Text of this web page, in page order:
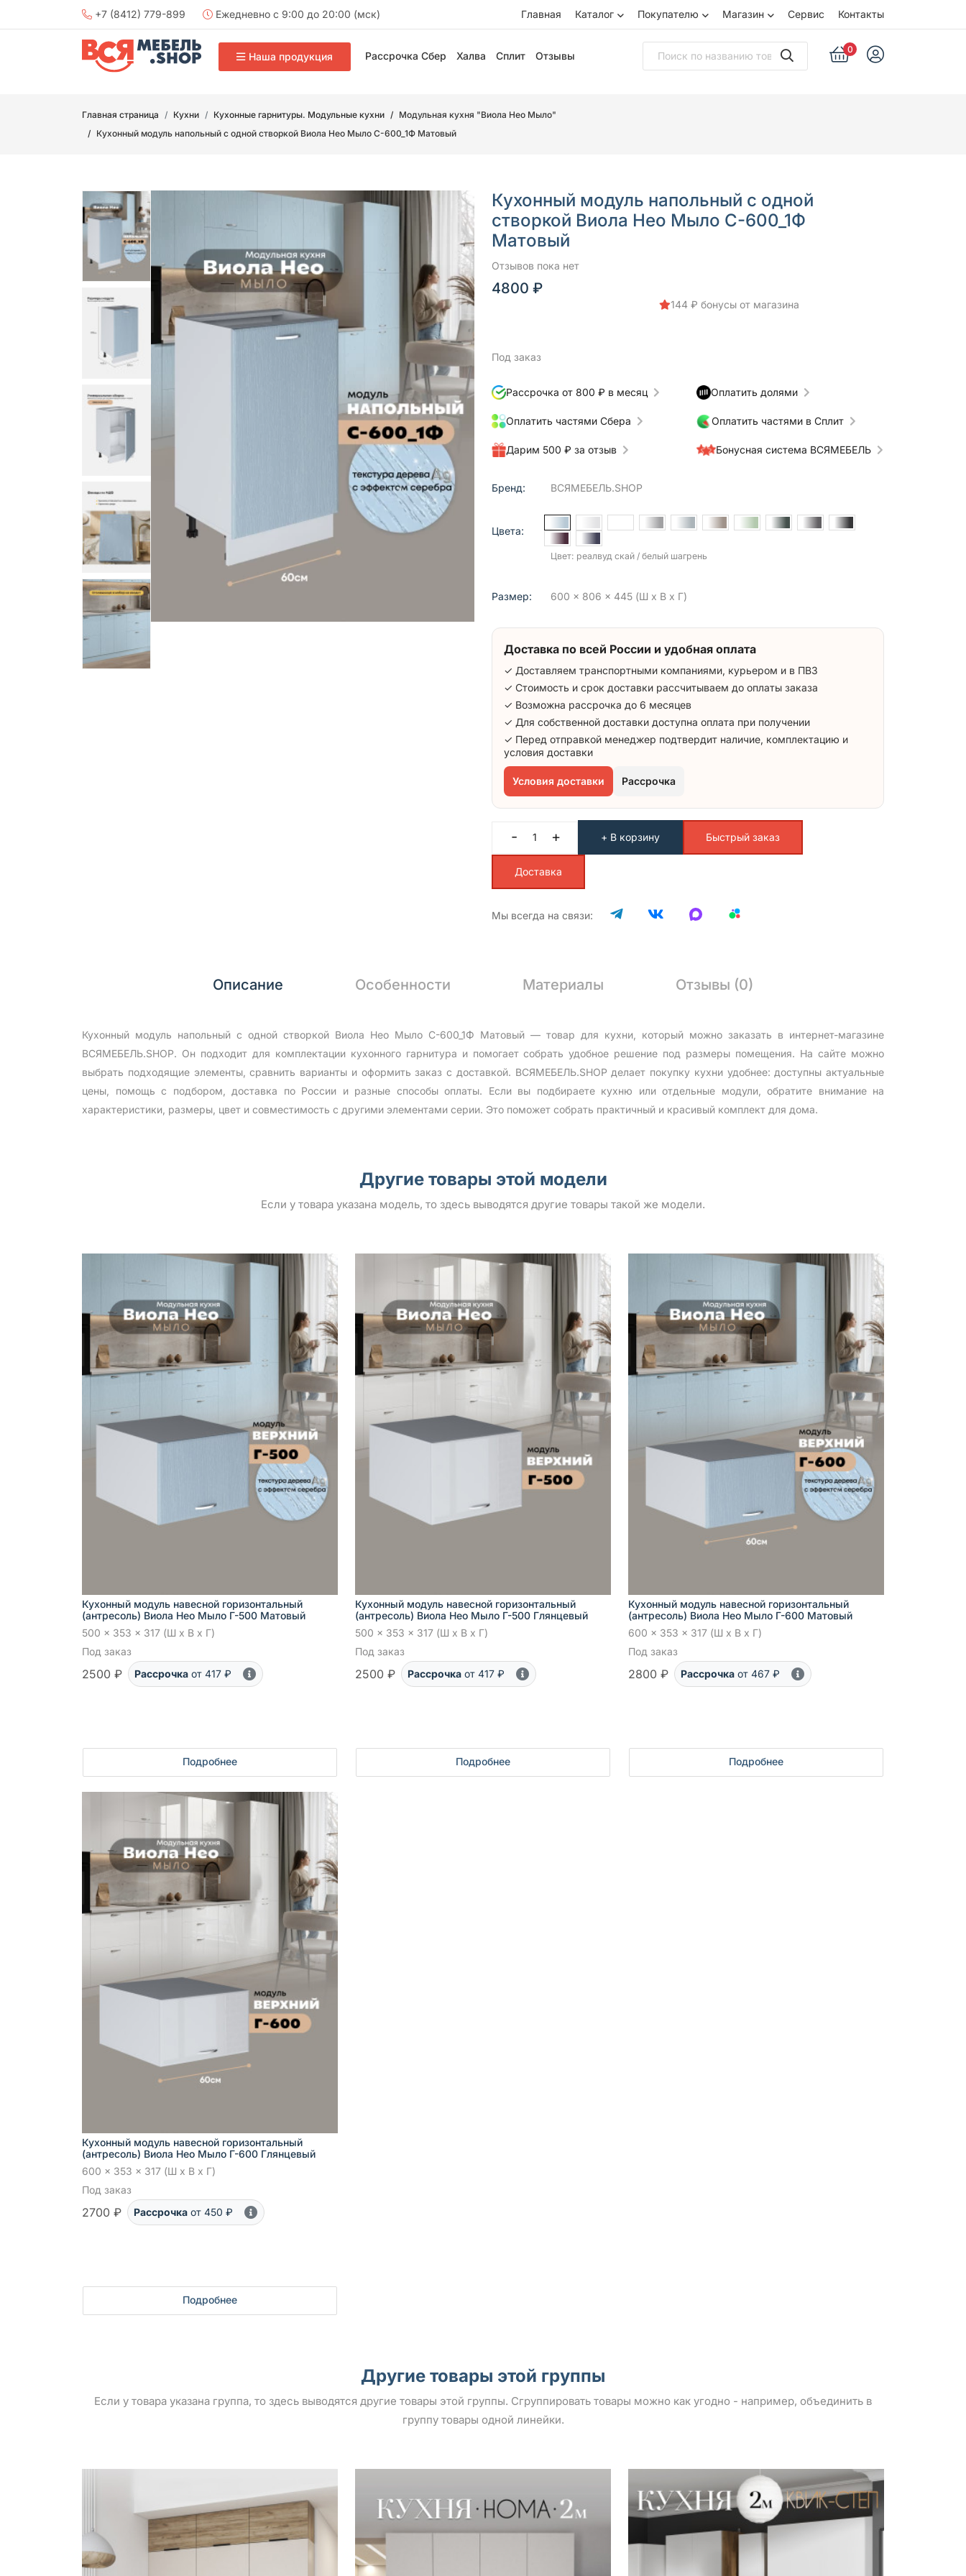
+7 (8412) 779-899 Ежедневно с 9:00 до 20:00 (мск) Главная Каталог Покупателю Магазин Сервис Контакты
Наша продукция Рассрочка Сбер Халва Сплит Отзывы
0
Главная страница Кухни Кухонные гарнитуры. Модульные кухни
Модульная кухня "Виола Нео Мыло"
Кухонный модуль напольный с одной створкой Виола Нео Мыло С-600_1Ф Матовый
Кухонный модуль напольный с одной
створкой Виола Нео Мыло С-600_1Ф
Матовый
Отзывов пока нет
4800 ₽
144 ₽ бонусы от магазина
Под заказ
Рассрочка от 800 ₽ в месяц Оплатить долями
Оплатить частями Сбера Оплатить частями в Сплит
Дарим 500 ₽ за отзыв Бонусная система ВСЯМЕБЕЛЬ
Бренд: ВСЯМЕБЕЛЬ.SHOP
Цвета:
Цвет: реалвуд скай / белый шагрень
Размер: 600 x 806 x 445 (Ш x В x Г)
Доставка по всей России и удобная оплата
✓ Доставляем транспортными компаниями, курьером и в ПВЗ
✓ Стоимость и срок доставки рассчитываем до оплаты заказа
✓ Возможна рассрочка до 6 месяцев
✓ Для собственной доставки доступна оплата при получении
✓ Перед отправкой менеджер подтвердит наличие, комплектацию и
условия доставки
Условия доставки Рассрочка
- + + В корзину Быстрый заказ
Доставка
Мы всегда на связи:
Описание Особенности Материалы Отзывы (0)
Кухонный модуль напольный с одной створкой Виола Нео Мыло С-600_1Ф Матовый — товар для кухни, который можно заказать в интернет-магазине
ВСЯМЕБЕЛЬ.SHOP. Он подходит для комплектации кухонного гарнитура и помогает собрать удобное решение под размеры помещения. На сайте можно
выбрать подходящие элементы, сравнить варианты и оформить заказ с доставкой. ВСЯМЕБЕЛЬ.SHOP делает покупку кухни удобнее: доступны актуальные
цены, помощь с подбором, доставка по России и разные способы оплаты. Если вы подбираете кухню или отдельные модули, обратите внимание на
характеристики, размеры, цвет и совместимость с другими элементами серии. Это поможет собрать практичный и красивый комплект для дома.
Другие товары этой модели
Если у товара указана модель, то здесь выводятся другие товары такой же модели.
Кухонный модуль навесной горизонтальный
(антресоль) Виола Нео Мыло Г-500 Матовый
500 x 353 x 317 (Ш x В x Г)
Под заказ
2500 ₽ Рассрочка от 417 ₽
Подробнее
Кухонный модуль навесной горизонтальный
(антресоль) Виола Нео Мыло Г-500 Глянцевый
500 x 353 x 317 (Ш x В x Г)
Под заказ
2500 ₽ Рассрочка от 417 ₽
Подробнее
Кухонный модуль навесной горизонтальный
(антресоль) Виола Нео Мыло Г-600 Матовый
600 x 353 x 317 (Ш x В x Г)
Под заказ
2800 ₽ Рассрочка от 467 ₽
Подробнее
Кухонный модуль навесной горизонтальный
(антресоль) Виола Нео Мыло Г-600 Глянцевый
600 x 353 x 317 (Ш x В x Г)
Под заказ
2700 ₽ Рассрочка от 450 ₽
Подробнее
Другие товары этой группы
Если у товара указана группа, то здесь выводятся другие товары этой группы. Сгруппировать товары можно как угодно - например, объединить в
группу товары одной линейки.